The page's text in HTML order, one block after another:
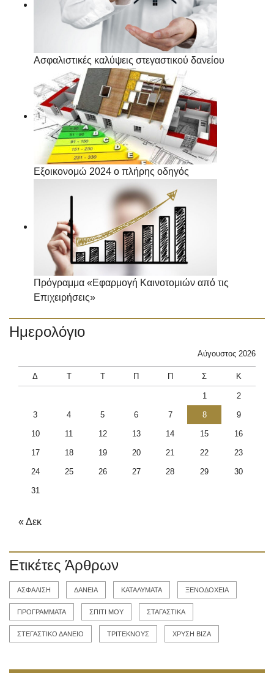
Ασφαλιστικές καλύψεις στεγαστικού δανείου
Εξοικονομώ 2024 ο πλήρης οδηγός
Πρόγραμμα «Εφαρμογή Καινοτομιών από τις
Επιχειρήσεις»
Ημερολόγιο
Αύγουστος 2026
Δ Τ Τ Π Π Σ Κ
1 2
3 4 5 6 7 8 9
10 11 12 13 14 15 16
17 18 19 20 21 22 23
24 25 26 27 28 29 30
31
« Δεκ
Ετικέτες Άρθρων
ΑΣΦΑΛΙΣΗ ΔΑΝΕΙΑ ΚΑΤΑΛΥΜΑΤΑ ΞΕΝΟΔΟΧΕΙΑ
ΠΡΟΓΡΑΜΜΑΤΑ ΣΠΙΤΙ ΜΟΥ ΣΤΑΓΑΣΤΙΚΑ
ΣΤΕΓΑΣΤΙΚΟ ΔΑΝΕΙΟ ΤΡΙΤΕΚΝΟΥΣ ΧΡΥΣΗ ΒΙΖΑ